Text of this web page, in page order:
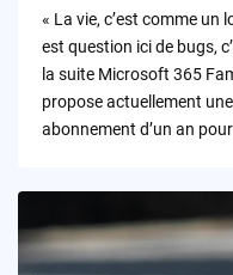
« La vie, c’est comme un
est question ici de bugs,
la suite Microsoft 365
propose actuellement
abonnement d’un an